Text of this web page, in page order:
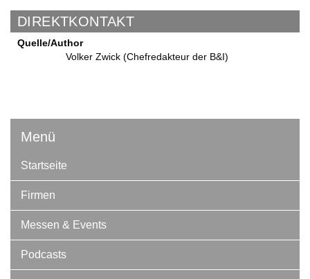
DIREKTKONTAKT
Quelle/Author
Volker Zwick (Chefredakteur der B&I)
Menü
Startseite
Firmen
Messen & Events
Podcasts